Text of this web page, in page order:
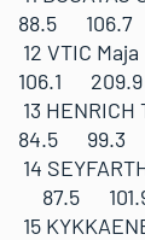
88.5
12 VTIC
106.1 209.9
13
84.5 99.3
14
87.5
15